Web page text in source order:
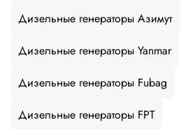
Дизельные генераторы Азимут
Дизельные генераторы Yanmar
Дизельные генераторы Fubag
Дизельные генераторы FPT